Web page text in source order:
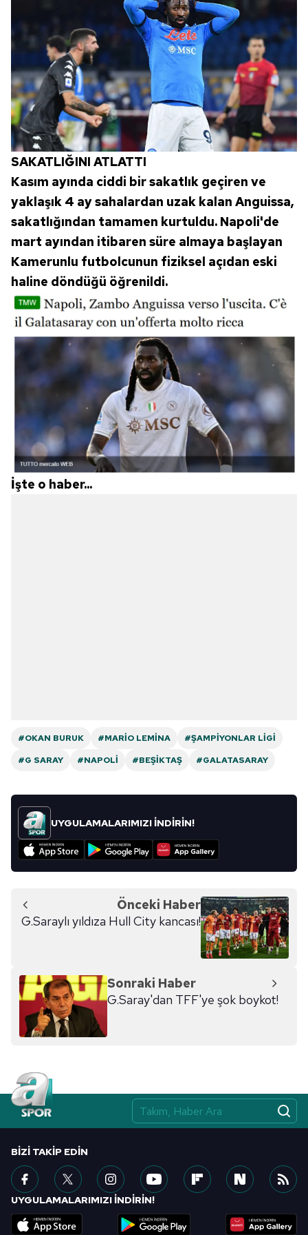
SAKATLIĞINI ATLATTI
Kasım ayında ciddi bir sakatlık geçiren ve
yaklaşık 4 ay sahalardan uzak kalan Anguissa,
sakatlığından tamamen kurtuldu. Napoli'de
mart ayından itibaren süre almaya başlayan
Kamerunlu futbolcunun fiziksel açıdan eski
haline döndüğü öğrenildi.
İşte o haber...
#OKAN BURUK #MARIO LEMINA
#ŞAMPIYONLAR LIGI
#G SARAY
#NAPOLI #BEŞIKTAŞ #GALATASARAY
UYGULAMALARIMIZI İNDİRİN!
Önceki Haber
G.Saraylı yıldıza Hull City kancası!
Sonraki Haber
G.Saray'dan TFF'ye şok boykot!
BIZI TAKIP EDIN
UYGULAMALARIMIZI İNDİRİN!